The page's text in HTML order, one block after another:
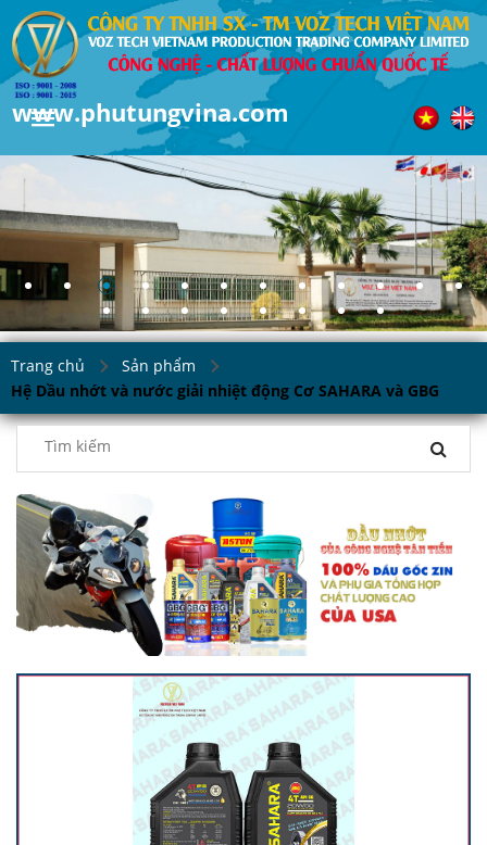
www.phutungvina.com
Trang chủ
Sản phẩm
Hệ Dầu nhớt và nước giải nhiệt động Cơ SAHARA và GBG